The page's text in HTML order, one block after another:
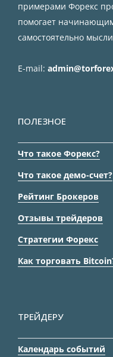
примерами Форекс
помогает
самостоятельно
E-mail:
ПОЛЕЗНОЕ
Что такое Форекс?
Что такое демо-счет?
Рейтинг Брокеров
Отзывы трейдеров
Стратегии Форекс
Как торговать
ТРЕЙДЕРУ
Календарь событий